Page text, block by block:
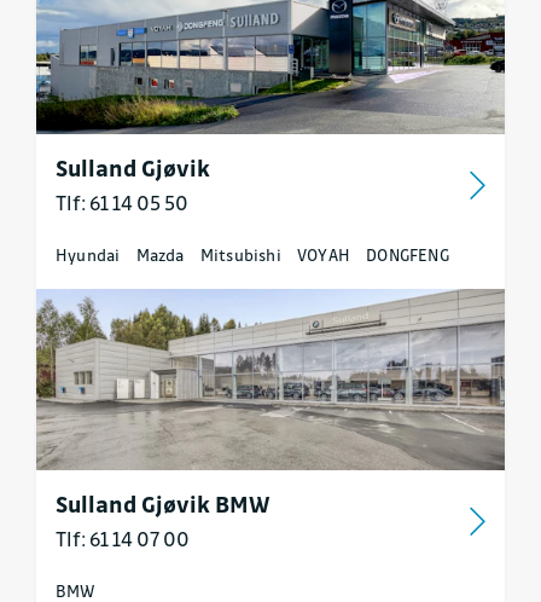
Sulland Gjøvik
Tlf: 61 14 05 50
Hyundai Mazda Mitsubishi VOYAH DONGFENG
Sulland Gjøvik BMW
Tlf: 61 14 07 00
BMW